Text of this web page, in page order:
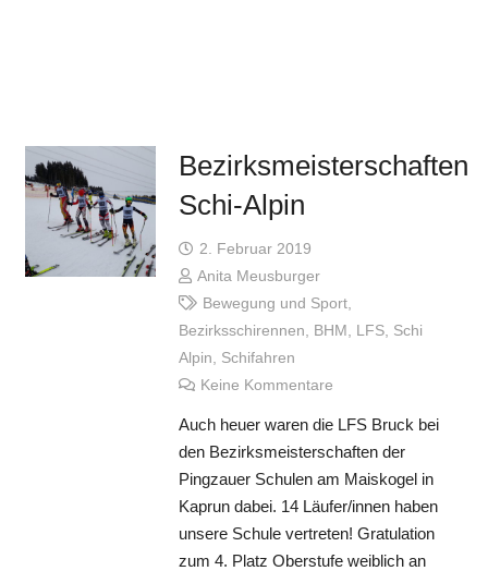
Bezirksmeisterschaften
Schi-Alpin
2. Februar 2019
Anita Meusburger
Bewegung und Sport,
Bezirksschirennen, BHM , LFS, Schi
Alpin, Schifahren
Keine Kommentare
Auch heuer waren die LFS Bruck bei
den Bezirksmeisterschaften der
Pingzauer Schulen am Maiskogel in
Kaprun dabei. 14 Läufer/innen haben
unsere Schule vertreten! Gratulation
zum 4. Platz Oberstufe weiblich an